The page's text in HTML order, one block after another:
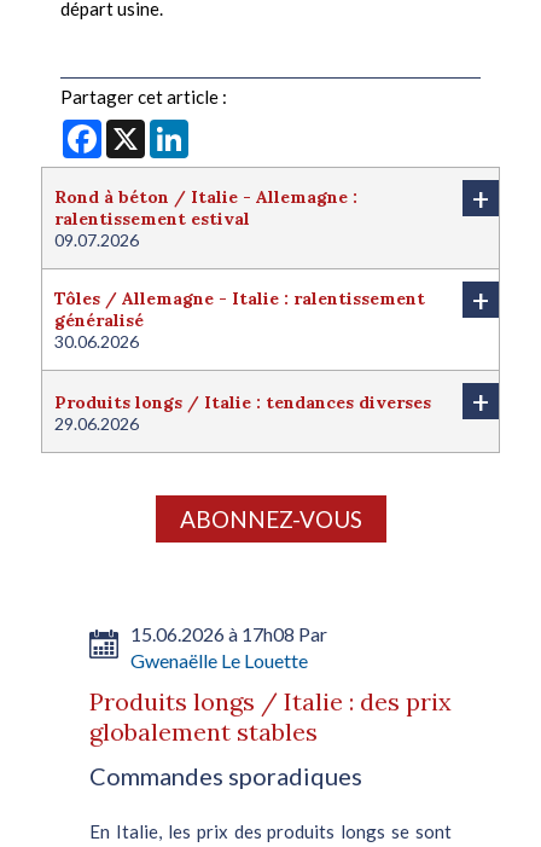
départ usine.
Partager cet article :
Facebook
X
Rond à béton / Italie - Allemagne :
ralentissement estival
09.07.2026
+
Tôles / Allemagne - Italie : ralentissement
généralisé
30.06.2026
+
Produits longs / Italie : tendances diverses
29.06.2026
+
ABONNEZ-VOUS
15.06.2026 à 17h08 Par
Gwenaëlle Le Louette
Produits longs / Italie : des prix
globalement stables
Commandes sporadiques
En Italie, les prix des produits longs se sont